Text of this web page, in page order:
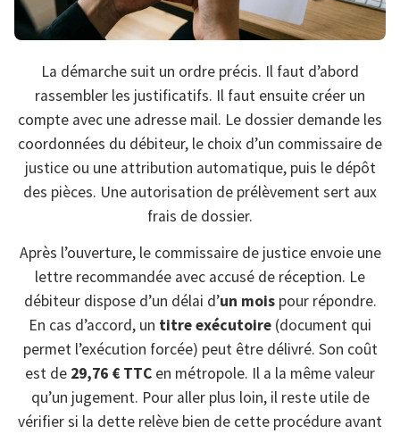
La démarche suit un ordre précis. Il faut d’abord
rassembler les justificatifs. Il faut ensuite créer un
compte avec une adresse mail. Le dossier demande les
coordonnées du débiteur, le choix d’un commissaire de
justice ou une attribution automatique, puis le dépôt
des pièces. Une autorisation de prélèvement sert aux
frais de dossier.
Après l’ouverture, le commissaire de justice envoie une
lettre recommandée avec accusé de réception. Le
débiteur dispose d’un délai d’un moispour répondre.
En cas d’accord, un titre exécutoire (document qui
permet l’exécution forcée) peut être délivré. Son coût
est de 29,76 € TTC en métropole. Il a la même valeur
qu’un jugement. Pour aller plus loin, il reste utile de
vérifier si la dette relève bien de cette procédure avant